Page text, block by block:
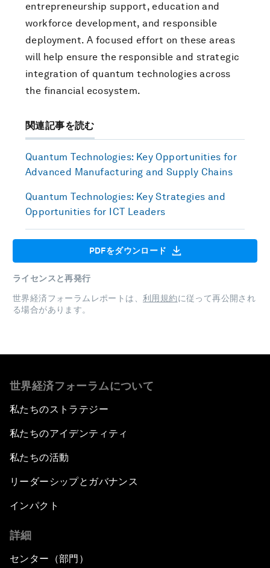
entrepreneurship support, education and
workforce development, and responsible
deployment. A focused effort on these areas
will help ensure the responsible and strategic
integration of quantum technologies across
the financial ecosystem.
関連記事を読む
Quantum Technologies: Key Opportunities for
Advanced Manufacturing and Supply Chains
Quantum Technologies: Key Strategies and
Opportunities for ICT Leaders
PDFをダウンロード
ライセンスと再発行
世界経済フォーラムレポートは、 利用規約に従って再公開され
る場合があります。
世界経済フォーラムについて
私たちのストラテジー
私たちのアイデンティティ
私たちの活動
リーダーシップとガバナンス
インパクト
詳細
センター（部門）